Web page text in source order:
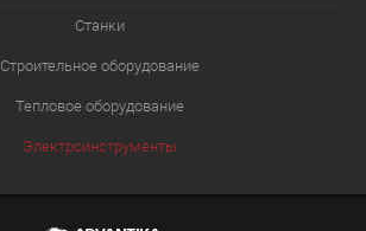
Станки
Строительное оборудование
Тепловое оборудование
Электроинструменты